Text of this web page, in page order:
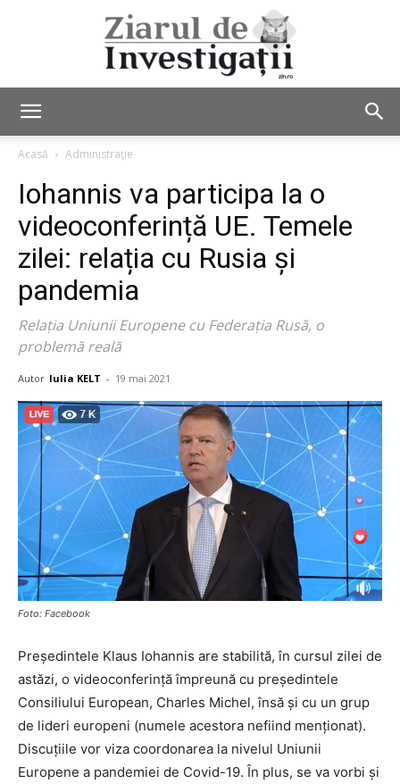
de
Acasă Administrație
Iohannis va participa la o
videoconferință UE. Temele
zilei: relația cu Rusia și
pandemia
Relația Uniunii Europene cu Federația Rusă, o
problemă reală
Autor Iulia KELT - 19 mai 2021
Foto: Facebook
Președintele Klaus Iohannis are stabilită, în cursul zilei de
astăzi, o videoconferinţă împreună cu preşedintele
Consiliului European, Charles Michel, însă și cu un grup
de lideri europeni (numele acestora nefiind menționat).
Discuțiile vor viza coordonarea la nivelul Uniunii
Europene a pandemiei de Covid-19. În plus, se va vorbi și